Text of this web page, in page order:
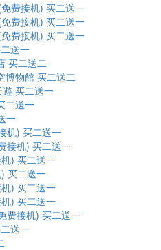
费接机) 买二送一
费接机) 买二送一
费接机) 买二送一
送一
买二送二
博物館 买二送二
买二送一
二送一
一
机) 买二送一
接机) 买二送一
) 买二送一
买二送一
) 买二送一
) 买二送一
费接机) 买二送一
送一